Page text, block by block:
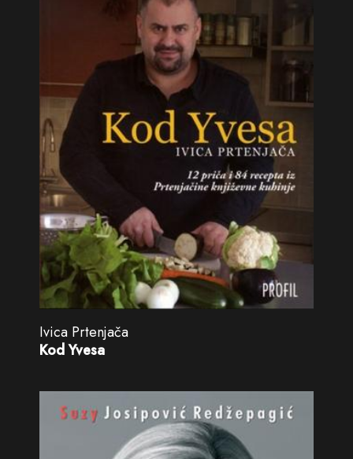
Ivica Prtenjača
Kod Yvesa